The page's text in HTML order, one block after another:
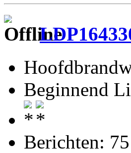
Beginnend
Berichten: 75